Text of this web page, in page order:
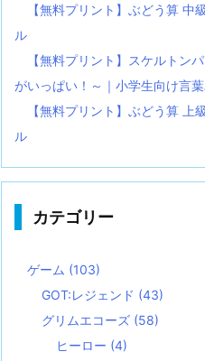
【無料プリント】ぶどう算
ル
【無料プリント】スケルトン
がいっぱい！～｜小学生向け言
【無料プリント】ぶどう算
ル
カテゴリー
ゲーム (103)
GOT:レジェンド (43)
グリムエコーズ (58)
ヒーロー (4)